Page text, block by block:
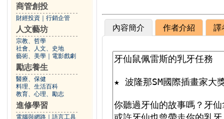
商管創投
財經投資 行銷企管
人文藝坊
宗教、哲學
社會、人文、史地
藝術、美學
電影戲劇
勵志養生
醫療、保健
料理、生活百科
教育、心理、勵志
進修學習
電腦與網路
語言工具
內容簡介 作者介紹 譯